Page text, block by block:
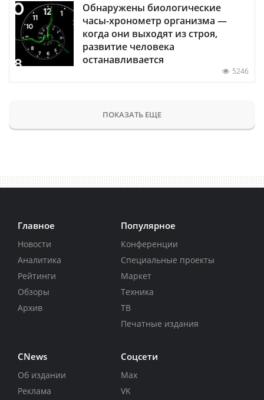
Обнаружены биологические
часы-хронометр организма —
когда они выходят из строя,
развитие человека
останавливается
5246
ПОКАЗАТЬ ЕЩЕ
Главное
Новости
Аналитика
Рейтинги
Обзоры
Архив
Популярное
Конференции
Специальные проекты
Маркет
Техника
ТВ
Печатные издания
CNews
Об издании
Реклама
Соцсети
Max
VK